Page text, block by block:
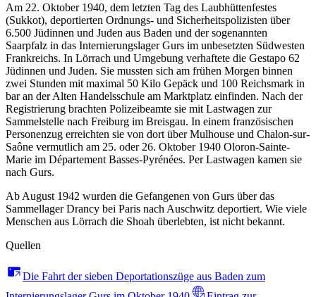
Am 22. Oktober 1940, dem letzten Tag des Laubhüttenfestes
(Sukkot), deportierten Ordnungs- und Sicherheitspolizisten über
6.500 Jüdinnen und Juden aus Baden und der sogenannten
Saarpfalz in das Internierungslager Gurs im unbesetzten Südwesten
Frankreichs. In Lörrach und Umgebung verhaftete die Gestapo 62
Jüdinnen und Juden. Sie mussten sich am frühen Morgen binnen
zwei Stunden mit maximal 50 Kilo Gepäck und 100 Reichsmark in
bar an der Alten Handelsschule am Marktplatz einfinden. Nach der
Registrierung brachten Polizeibeamte sie mit Lastwagen zur
Sammelstelle nach Freiburg im Breisgau. In einem französischen
Personenzug erreichten sie von dort über Mulhouse und Chalon-sur-
Saône vermutlich am 25. oder 26. Oktober 1940 Oloron-Sainte-
Marie im Département Basses-Pyrénées. Per Lastwagen kamen sie
nach Gurs.
Ab August 1942 wurden die Gefangenen von Gurs über das
Sammellager Drancy bei Paris nach Auschwitz deportiert. Wie viele
Menschen aus Lörrach die Shoah überlebten, ist nicht bekannt.
Quellen
Die Fahrt der sieben Deportationszüge aus Baden zum